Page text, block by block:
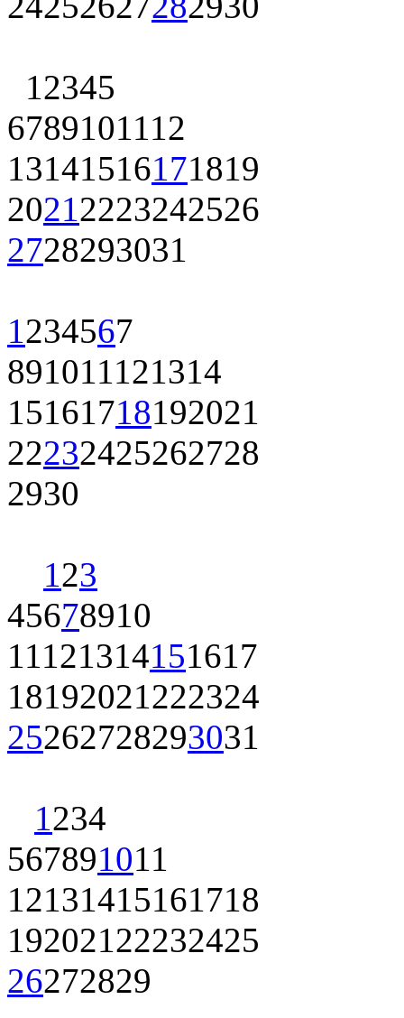
12345
6789101112
13141516171819
20212223242526
2728293031
1234567
891011121314
15161718192021
22232425262728
2930
123
45678910
11121314151617
18192021222324
25262728293031
1234
567891011
12131415161718
19202122232425
26272829